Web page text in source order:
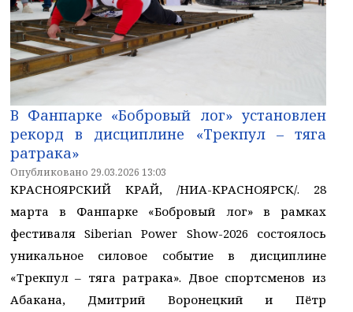
В Фанпарке «Бобровый лог» установлен
рекорд в дисциплине «Трекпул – тяга
ратрака»
Опубликовано 29.03.2026 13:03
КРАСНОЯРСКИЙ КРАЙ, /НИА-КРАСНОЯРСК/. 28
марта в Фанпарке «Бобровый лог» в рамках
фестиваля Siberian Power Show-2026 состоялось
уникальное силовое событие в дисциплине
«Трекпул – тяга ратрака». Двое спортсменов из
Абакана, Дмитрий Воронецкий и Пётр